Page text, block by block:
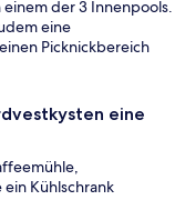
einem der 3 Innenpools.
eine
Picknickbereich
eine
Kühlschrank